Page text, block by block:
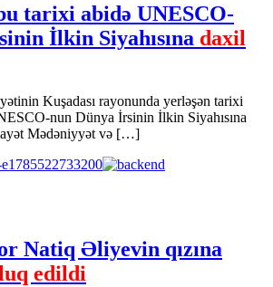
tarixi abidə UNESCO-
İlkin Siyahısına daxil
Kuşadası rayonunda yerləşən tarixi
nun Dünya İrsinin İlkin Siyahısına
Mədəniyyət və […]
Natiq Əliyevin qızına
edildi